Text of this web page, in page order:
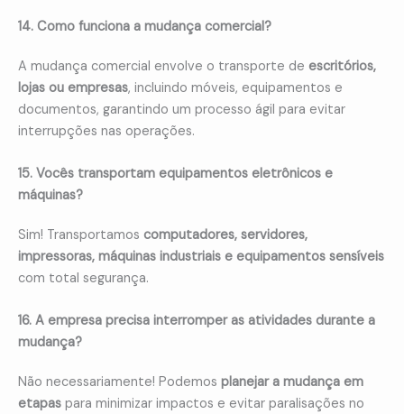
14. Como funciona a mudança comercial?
A mudança comercial envolve o transporte de escritórios,
lojas ou empresas, incluindo móveis, equipamentos e
documentos, garantindo um processo ágil para evitar
interrupções nas operações.
15. Vocês transportam equipamentos eletrônicos e
máquinas?
Sim! Transportamos computadores, servidores,
impressoras, máquinas industriais e equipamentos sensíveis
com total segurança.
16. A empresa precisa interromper as atividades durante a
mudança?
Não necessariamente! Podemos planejar a mudança em
etapas para minimizar impactos e evitar paralisações no